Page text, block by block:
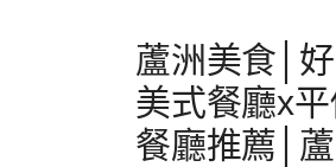
蘆洲美食│
美式餐廳x
餐廳推薦│